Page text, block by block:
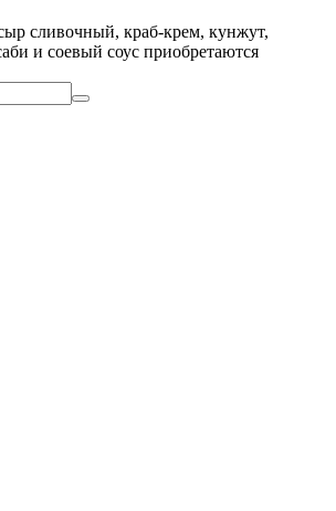
сливочный, краб-крем, кунжут,
и соевый соус приобретаются